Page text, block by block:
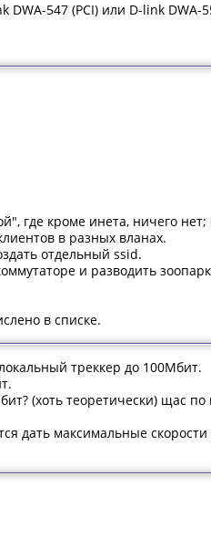
547 (PCI) или D-link DWA-
где кроме инета, ничего нет;
в разных вланах.
отдельный ssid.
и разводить
в списке.
треккер до 100Мбит.
(хоть теоретически) щас
дать максимальные